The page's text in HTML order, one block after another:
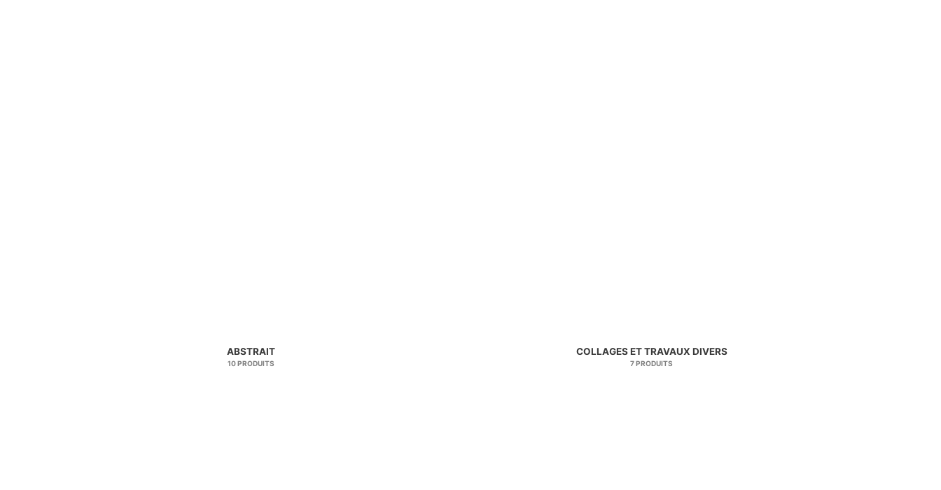
ABSTRAIT
10 PRODUITS
COLLAGES ET TRAVAUX DIVERS
7 PRODUITS